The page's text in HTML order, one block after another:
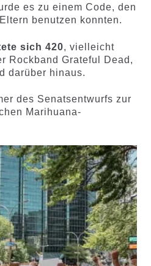
es zu einem Code, den
benutzen konnten.
sich 420, vielleicht
Rockband Grateful Dead,
darüber hinaus.
des Senatsentwurfs zur
Marihuana-